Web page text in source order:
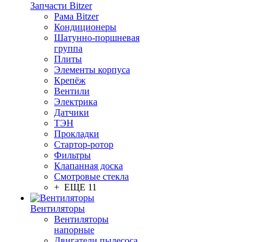
Запчасти Bitzer
Рама Bitzer
Кондиционеры
Шатунно-поршневая
группа
Плиты
Элементы корпуса
Крепёж
Вентили
Электрика
Датчики
ТЭН
Прокладки
Стартор-ротор
Фильтры
Клапанная доска
Смотровые стекла
+ ЕЩЕ 11
Вентиляторы
Вентиляторы
напорные